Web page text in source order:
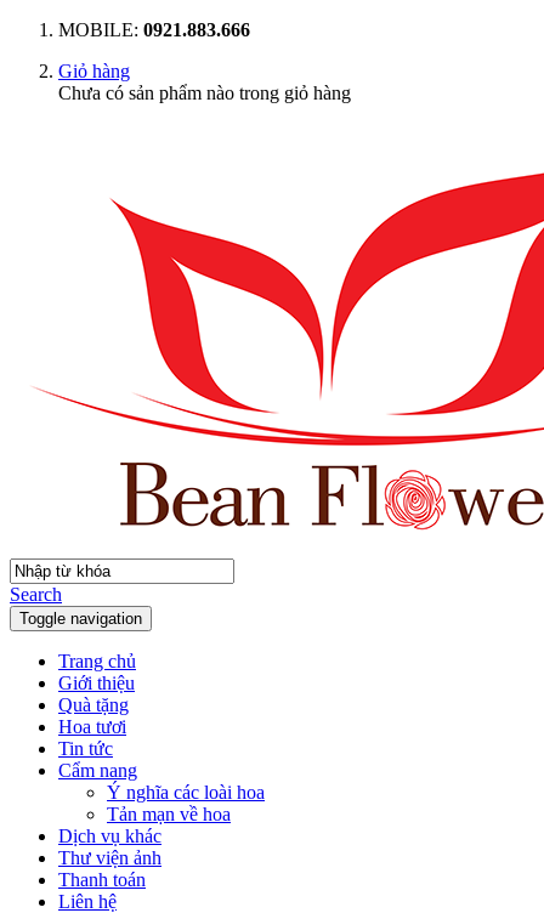
MOBILE: 0921.883.666
Giỏ hàng
Chưa có sản phẩm nào trong giỏ hàng
Search
Toggle navigation
Trang chủ
Giới thiệu
Quà tặng
Hoa tươi
Tin tức
Cẩm nang
Ý nghĩa các loài hoa
Tản mạn về hoa
Dịch vụ khác
Thư viện ảnh
Thanh toán
Liên hệ